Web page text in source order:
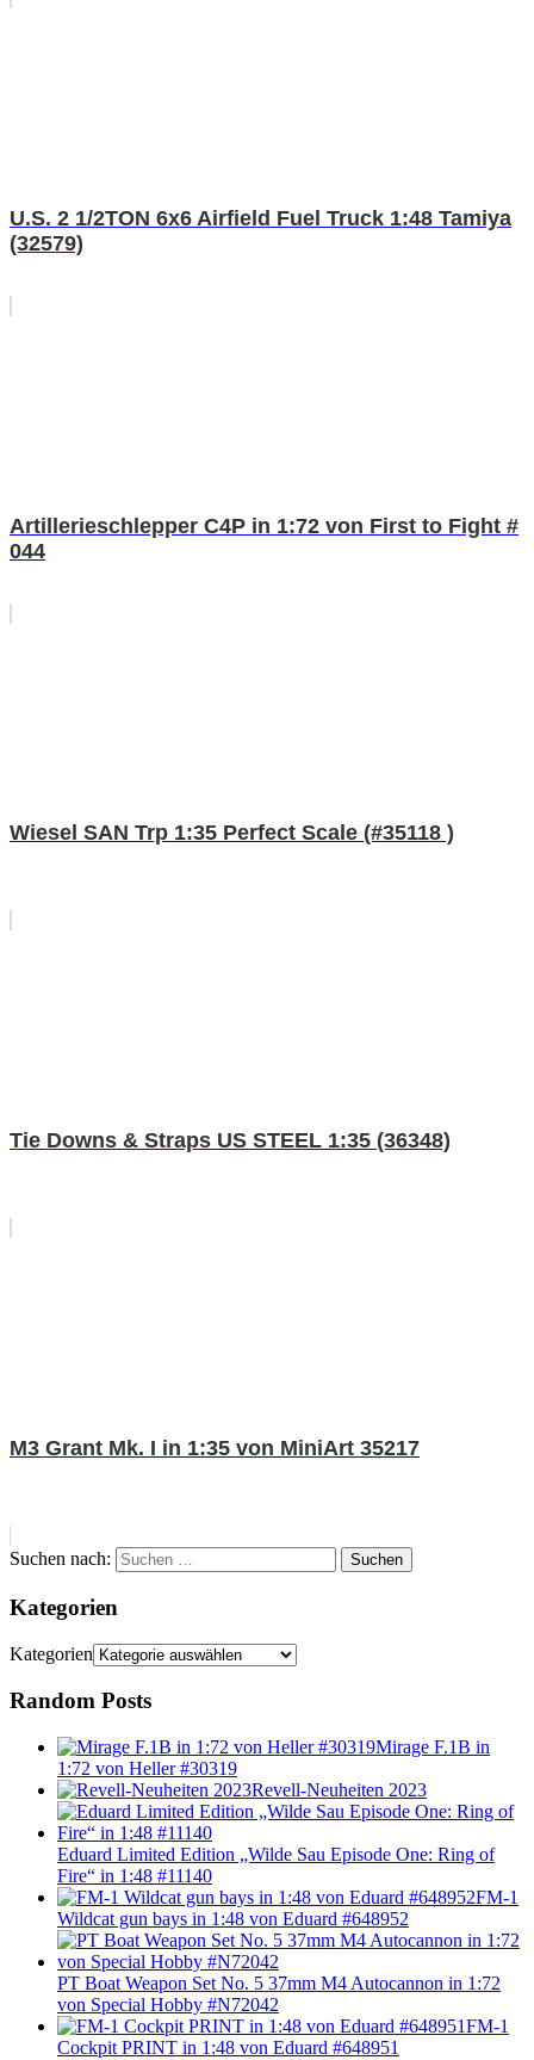
U.S. 2 1/2TON 6x6 Airfield Fuel Truck 1:48 Tamiya
(32579)
Artillerieschlepper C4P in 1:72 von First to Fight #
044
Wiesel SAN Trp 1:35 Perfect Scale (#35118 )
Tie Downs & Straps US STEEL 1:35 (36348)
M3 Grant Mk. I in 1:35 von MiniArt 35217
Suchen nach: Suchen
Kategorien
Kategorien
Random Posts
Mirage F.1B in
1:72 von Heller #30319
Revell-Neuheiten 2023
Eduard Limited Edition „Wilde Sau Episode One: Ring of
Fire“ in 1:48 #11140
FM-1
Wildcat gun bays in 1:48 von Eduard #648952
PT Boat Weapon Set No. 5 37mm M4 Autocannon in 1:72
von Special Hobby #N72042
FM-1
Cockpit PRINT in 1:48 von Eduard #648951